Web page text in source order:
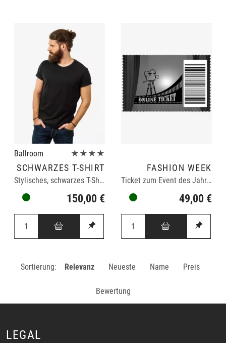
Ballroom ★★★★
SCHWARZES T-SHIRT
Stylisches, schwarzes T-Shirt für Männer
150,00 €
FASHION WEEK
Ticket zum Event des Jahres
49,00 €
Sortierung: Relevanz Neueste Name Preis
Bewertung
LEGAL